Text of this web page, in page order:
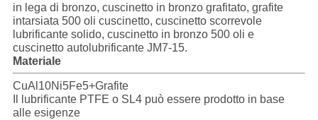
SITO
PRIVACY
POLICY
in lega di bronzo, cuscinetto in bronzo grafitato, grafite
intarsiata 500 oli cuscinetto, cuscinetto scorrevole
lubrificante solido, cuscinetto in bronzo 500 oli e
cuscinetto autolubrificante JM7-15.
Materiale
CuAl10Ni5Fe5+Grafite
Il lubrificante PTFE o SL4 può essere prodotto in base
alle esigenze